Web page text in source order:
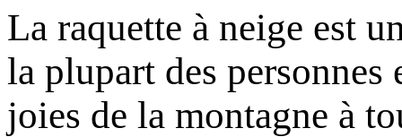
La raquette à neige est
la plupart des personnes
joies de la montagne à